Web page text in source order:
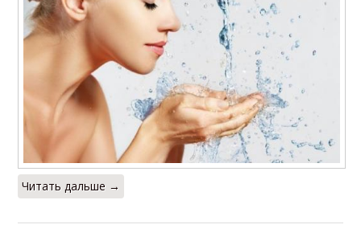
Читать дальше →